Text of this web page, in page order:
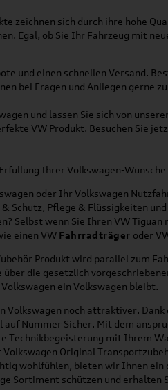
zeichnen sich durch ihre hohe
Egal, ob Sie Ihr Fahrzeug mit
und einen schnellen Versand.
bei Fragen und Anliegen gerne
und lassen Sie sich von
VW Produkt. Besuchen Sie
Ihrer Volkswagen-
oder Ihr Volkswagen
Schutz, Pflege & Flüssigkeiten
Selbst wenn Sie Ihren VW Tiguan
einen VW Fahrradträger oder
Produkt wird parallel zum
die gesetzlich
ein Volkswagen bleibt.
Volkswagen noch attraktiver.
Nummer Sicher. Mit dem
Technikbegeisterung mit Ihrem
Original
wohlfühlen, bieten wir Ihnen
Sortiment schützen und